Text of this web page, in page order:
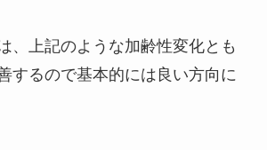
、上記のような加齢性変化とも
するので基本的には良い方向に